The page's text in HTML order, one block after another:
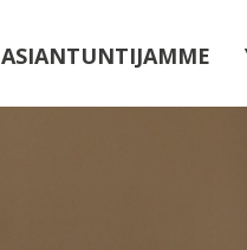
ASIANTUNTIJAMME